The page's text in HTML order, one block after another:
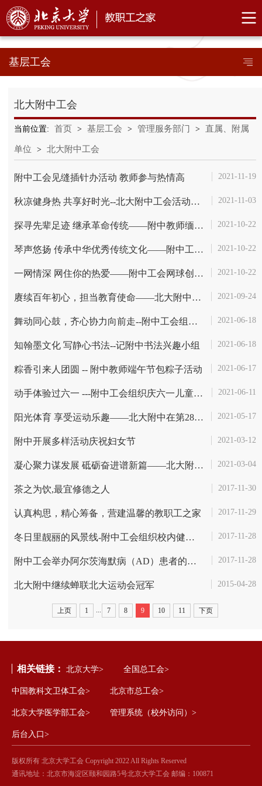
基层工会
北大附中工会
当前位置: 首页 > 基层工会 > 管理服务部门 > 直属、附属
单位 > 北大附中工会
附中工会见缝插针办活动 教师参与热情高 2021-11-19
秋凉健身热 共享好时光--北大附中工会活动掠影 2021-11-03
探寻先辈足迹 继承革命传统——附中教师缅怀先烈活动 2021-10-22
琴声悠扬 传承中华优秀传统文化——附中工会艺术学习掠影 2021-10-22
一网情深 网住你的热爱——附中工会网球创佳绩 2021-10-22
赓续百年初心，担当教育使命——北大附中2021年第37个教师节庆祝活动 2021-09-24
舞动同心鼓，齐心协力向前走--附中工会组织同心鼓活动纪实 2021-06-18
知翰墨文化 写静心书法--记附中书法兴趣小组 2021-06-18
粽香引来人团圆 -- 附中教师端午节包粽子活动 2021-06-17
动手体验过六一 ---附中工会组织庆六一儿童节活动 2021-06-11
阳光体育 享受运动乐趣——北大附中在第28届体育文化节暨2021年田径运动... 2021-05-17
附中开展多样活动庆祝妇女节 2021-03-12
凝心聚力谋发展 砥砺奋进谱新篇——北大附中第八届教职工代表大会召开 2021-03-04
茶之为饮,最宜修德之人 2017-11-30
认真构思，精心筹备，营建温馨的教职工之家 2017-11-29
冬日里靓丽的风景线-附中工会组织校内健康大步走 2017-11-28
附中工会举办阿尔茨海默病（AD）患者的预防与治疗专题讲座 2017-11-28
北大附中继续蝉联北大运动会冠军 2015-04-28
上页 1 7 8 9 10 11 下页
相关链接： 北京大学> 全国总工会>
中国教科文卫体工会> 北京市总工会>
北京大学医学部工会> 管理系统（校外访问）>
后台入口>
版权所有 北京大学工会 Copyright 2022 All Rights Reserved
通讯地址：北京市海淀区颐和园路5号北京大学工会 邮编：100871